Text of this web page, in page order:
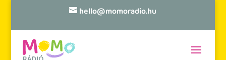
hello@momoradio.hu